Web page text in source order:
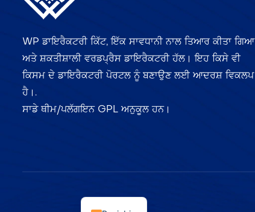
WP ਡਾਇਰੈਕਟਰੀ ਕਿੱਟ, ਇੱਕ ਸਾਵਧਾਨੀ ਨਾਲ ਤਿਆਰ ਕੀਤਾ ਗਿਆ
ਅਤੇ ਸ਼ਕਤੀਸ਼ਾਲੀ ਵਰਡਪ੍ਰੈਸ ਡਾਇਰੈਕਟਰੀ ਹੱਲ। ਇਹ ਕਿਸੇ ਵੀ
ਕਿਸਮ ਦੇ ਡਾਇਰੈਕਟਰੀ ਪੋਰਟਲ ਨੂੰ ਬਣਾਉਣ ਲਈ ਆਦਰਸ਼ ਵਿਕਲਪ
ਹੈ।.
ਸਾਡੇ ਥੀਮ/ਪਲੱਗਇਨ GPL ਅਨੁਕੂਲ ਹਨ।